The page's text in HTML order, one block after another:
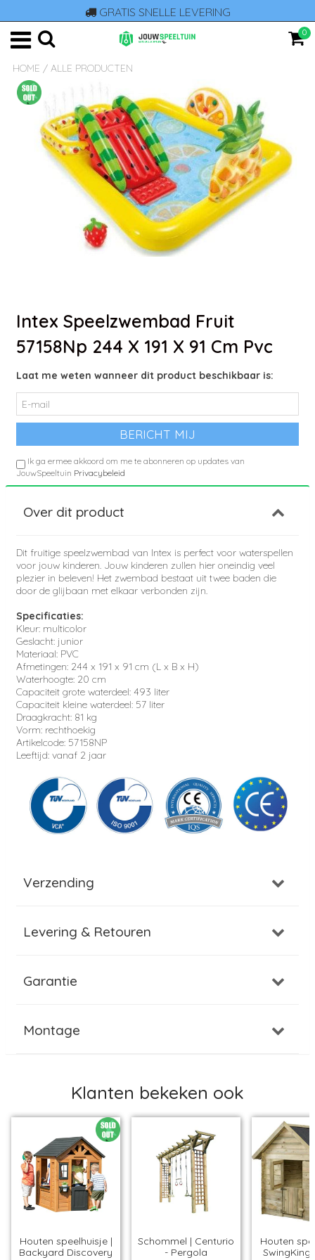
GRATIS SNELLE LEVERING
0
HOME / ALLE PRODUCTEN
Intex Speelzwembad Fruit
57158Np 244 X 191 X 91 Cm Pvc
Laat me weten wanneer dit product beschikbaar is:
Ik ga ermee akkoord om me te abonneren op updates van
JouwSpeeltuin Privacybeleid
Over dit product
Dit fruitige speelzwembad van Intex is perfect voor waterspellen
voor jouw kinderen. Jouw kinderen zullen hier oneindig veel
plezier in beleven! Het zwembad bestaat uit twee baden die
door de glijbaan met elkaar verbonden zijn.
Specificaties:
Kleur: multicolor
Geslacht: junior
Materiaal: PVC
Afmetingen: 244 x 191 x 91 cm (L x B x H)
Waterhoogte: 20 cm
Capaciteit grote waterdeel: 493 liter
Capaciteit kleine waterdeel: 57 liter
Draagkracht: 81 kg
Vorm: rechthoekig
Artikelcode: 57158NP
Leeftijd: vanaf 2 jaar
Verzending
Levering & Retouren
Garantie
Montage
Klanten bekeken ook
Houten speelhuisje |
Backyard Discovery
Schommel | Centurio
- Pergola
Houten
SwingKing